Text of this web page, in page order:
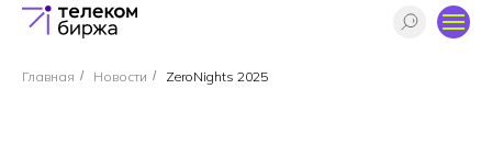
Главная / Новости / ZeroNights 2025